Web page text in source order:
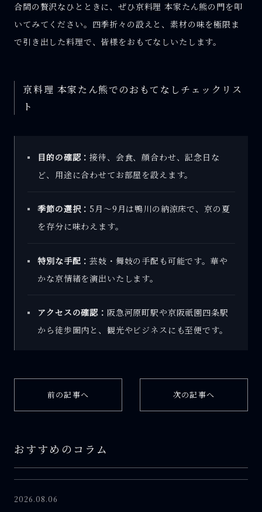
合間の贅沢なひとときに、ぜひ京料理 本家たん熊の門を叩
いてみてください。四季折々の設えと、素材の味を極限ま
で引き出した料理で、皆様をおもてなしいたします。
京料理 本家たん熊でのおもてなしチェックリス
ト
目的の確認：接待、会食、顔合わせ、記念日な
ど、用途に合わせてお部屋を設えます。
季節の選択： 5月〜9月は鴨川の納涼床で、京の夏
を存分に味わえます。
特別な手配：芸妓・舞妓の手配も可能です。華や
かな京情緒を演出いたします。
アクセスの確認： 阪急河原町駅や京阪祇園四条駅
から徒歩圏内と、観光やビジネスにも至便です。
前の記事へ 次の記事へ
おすすめのコラム
2026.08.06